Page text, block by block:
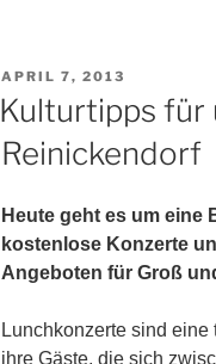
VERÖFFENTLICHT
APRIL 7, 2013
Kulturtipps für
Reinickendorf
Heute geht es um eine
kostenlose Konzerte
Angeboten für Groß
Lunchkonzerte sind
ihre Gäste, die sich